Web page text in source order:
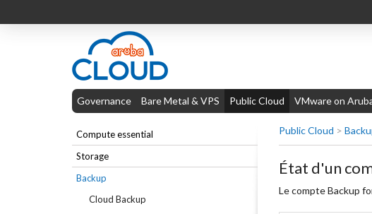
Governance Bare Metal & VPS Public Cloud VMware on
Compute essential
Storage
Backup
Cloud Backup
Public Cloud >
État d'un
Le compte Backup